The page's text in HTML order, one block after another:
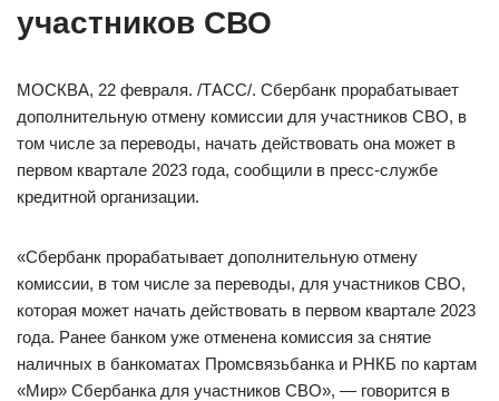
участников СВО
МОСКВА, 22 февраля. /ТАСС/. Сбербанк прорабатывает
дополнительную отмену комиссии для участников СВО, в
том числе за переводы, начать действовать она может в
первом квартале 2023 года, сообщили в пресс-службе
кредитной организации.
«Сбербанк прорабатывает дополнительную отмену
комиссии, в том числе за переводы, для участников СВО,
которая может начать действовать в первом квартале 2023
года. Ранее банком уже отменена комиссия за снятие
наличных в банкоматах Промсвязьбанка и РНКБ по картам
«Мир» Сбербанка для участников СВО», — говорится в